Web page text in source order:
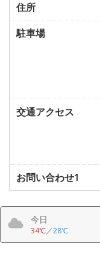
住所
駐車場
交通アクセス
お問い合わせ1
今日
34℃／28℃